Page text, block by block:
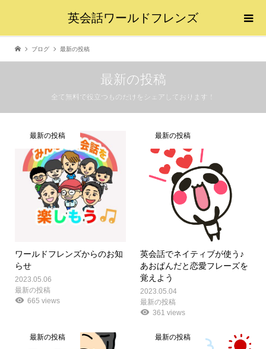
英会話ワールドフレンズ
ブログ 最新の投稿
最新の投稿
全て無料で役立つものだけをシェアしております！
最新の投稿
ワールドフレンズからのお知
らせ
2023.05.06
最新の投稿
665 views
最新の投稿
英会話でネイティブが使う♪
あおぱんだと恋愛フレーズを
覚えよう
2023.05.04
最新の投稿
361 views
最新の投稿 最新の投稿